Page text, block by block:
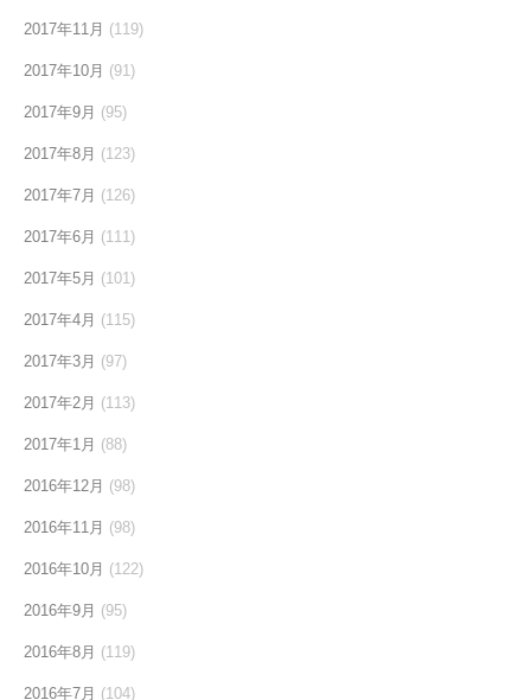
2017年11月 (119)
2017年10月 (91)
2017年9月 (95)
2017年8月 (123)
2017年7月 (126)
2017年6月 (111)
2017年5月 (101)
2017年4月 (115)
2017年3月 (97)
2017年2月 (113)
2017年1月 (88)
2016年12月 (98)
2016年11月 (98)
2016年10月 (122)
2016年9月 (95)
2016年8月 (119)
2016年7月 (104)